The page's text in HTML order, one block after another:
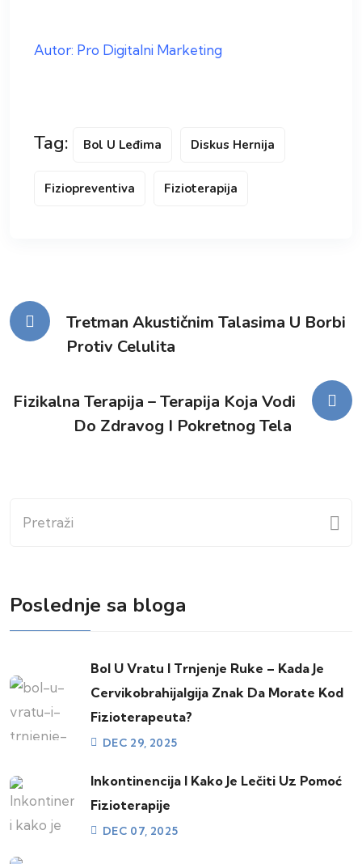
Autor: Pro Digitalni Marketing
Tag: Bol U Leđima Diskus Hernija
Fiziopreventiva Fizioterapija
Kretanje
članka
Tretman Akustičnim Talasima U Borbi
Protiv Celulita
Fizikalna Terapija – Terapija Koja Vodi
Do Zdravog I Pokretnog Tela
Poslednje sa bloga
Bol U Vratu I Trnjenje Ruke – Kada Je
Cervikobrahijalgija Znak Da Morate Kod
Fizioterapeuta?
DEC 29, 2025
Inkontinencija I Kako Je Lečiti Uz Pomoć
Fizioterapije
DEC 07, 2025